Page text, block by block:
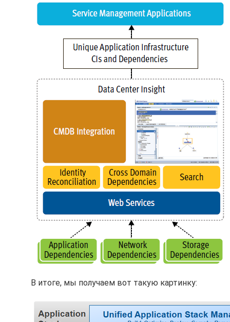
В итоге, мы получаем вот такую картинку: